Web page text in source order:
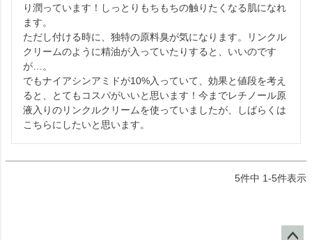
り潤っています！しっとりもちもちの触りたくなる肌になれ
ます。
ただし付ける時に、独特の原料臭が気になります。リンクル
クリームのように精油が入っていたりすると、いいのです
が…。
でもナイアシンアミドが10%入っていて、効果と値段を考え
ると、とてもコスパがいいと思います！今までレチノール原
液入りのリンクルクリームを使っていましたが、しばらくは
こちらにしたいと思います。
5件中 1-5件表示